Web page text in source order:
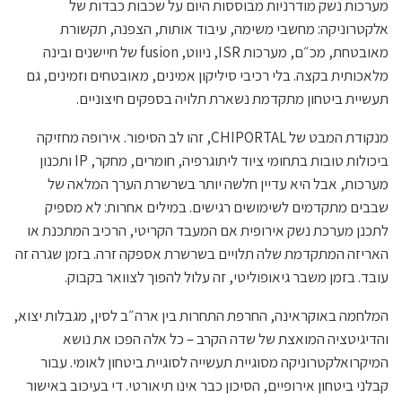
מערכות נשק מודרניות מבוססות היום על שכבות כבדות של
אלקטרוניקה: מחשבי משימה, עיבוד אותות, הצפנה, תקשורת
מאובטחת, מכ״ם, מערכות ISR, ניווט, fusion של חיישנים ובינה
מלאכותית בקצה. בלי רכיבי סיליקון אמינים, מאובטחים וזמינים, גם
תעשיית ביטחון מתקדמת נשארת תלויה בספקים חיצוניים.
מנקודת המבט של CHIPORTAL, זהו לב הסיפור. אירופה מחזיקה
ביכולות טובות בתחומי ציוד ליתוגרפיה, חומרים, מחקר, IP ותכנון
מערכות, אבל היא עדיין חלשה יותר בשרשרת הערך המלאה של
שבבים מתקדמים לשימושים רגישים. במילים אחרות: לא מספיק
לתכנן מערכת נשק אירופית אם המעבד הקריטי, הרכיב המתכנת או
האריזה המתקדמת שלה תלויים בשרשרת אספקה זרה. בזמן שגרה זה
עובד. בזמן משבר גיאופוליטי, זה עלול להפוך לצוואר בקבוק.
המלחמה באוקראינה, החרפת התחרות בין ארה״ב לסין, מגבלות יצוא,
והדיגיטציה המואצת של שדה הקרב – כל אלה הפכו את נושא
המיקרואלקטרוניקה מסוגיית תעשייה לסוגיית ביטחון לאומי. עבור
קבלני ביטחון אירופיים, הסיכון כבר אינו תיאורטי. די בעיכוב באישור